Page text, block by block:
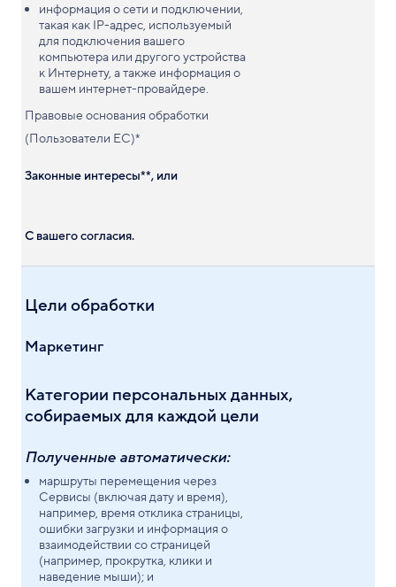
информация о сети и подключении,
такая как IP-адрес, используемый
для подключения вашего
компьютера или другого устройства
к Интернету, а также информация о
вашем интернет-провайдере.
Правовые основания обработки
(Пользователи ЕС)*
Законные интересы**, или
С вашего согласия.
Цели обработки
Маркетинг
Категории персональных данных,
собираемых для каждой цели
Полученные автоматически:
маршруты перемещения через
Сервисы (включая дату и время),
например, время отклика страницы,
ошибки загрузки и информация о
взаимодействии со страницей
(например, прокрутка, клики и
наведение мыши); и